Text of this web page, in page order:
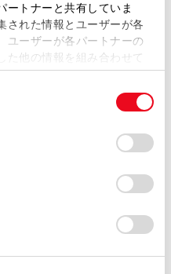
ートナーと共有していま
された情報とユーザーが各
ユーザーが各パートナーの
た他の情報を組み合わせて
ブサイトの使用を続行する
ー)が保存されることに同
クッキー)のオプトアウト、
るにあたっては、当社の
扱いについて
」をご覧くだ